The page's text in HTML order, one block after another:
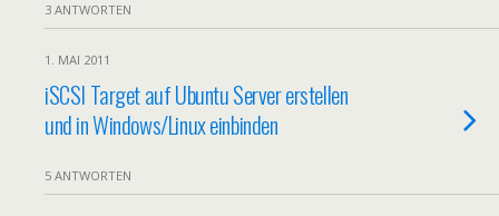
3 ANTWORTEN
1. MAI 2011
iSCSI Target auf Ubuntu Server erstellen
und in Windows/Linux einbinden
5 ANTWORTEN